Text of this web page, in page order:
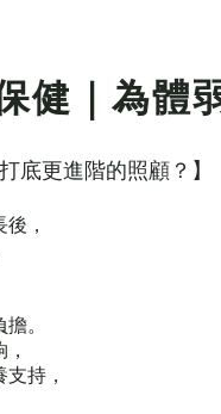
健｜為體
底更進階的照顧？】
，
。
支持，